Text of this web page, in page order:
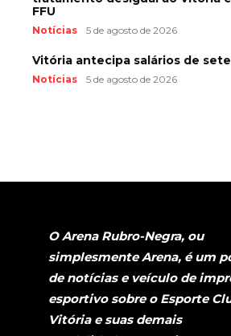
FFU
Notícias 5 de agosto de 2026
Vitória antecipa salários de
Notícias 5 de agosto de 2026
O Arena Rubro-Negra, ou
simplesmente Arena, é um
de notícias e veículo de
esportivo sobre o Esporte
Vitória e suas demais